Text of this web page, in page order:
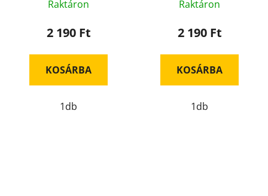
Raktáron
2 190 Ft
KOSÁRBA
1db
Raktáron
2 190 Ft
KOSÁRBA
1db